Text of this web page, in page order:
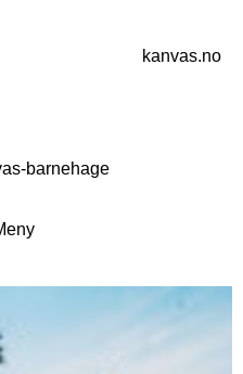
kanvas.no
barnehage